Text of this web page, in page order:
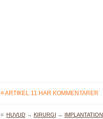
≡ ARTIKEL 11 HAR KOMMENTARER
≡ HUVUD → KIRURGI → IMPLANTATION